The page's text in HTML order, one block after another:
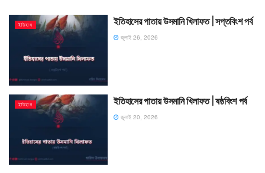
ইতিহাস ইতিহাসের পাতায় উসমানি খিলাফত | সপ্তবিংশ পর্ব
জুলাই 26, 2026
ইতিহাস ইতিহাসের পাতায় উসমানি খিলাফত | ষষ্ঠবিংশ পর্ব
জুলাই 20, 2026